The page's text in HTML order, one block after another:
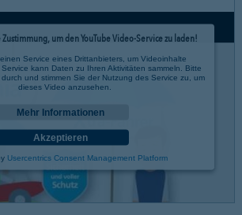
um den YouTube Video-Service zu laden!
Service eines Drittanbieters, um Videoinhalte
kann Daten zu Ihren Aktivitäten sammeln. Bitte
und stimmen Sie der Nutzung des Service zu, um
dieses Video anzusehen.
Mehr Informationen
Akzeptieren
Usercentrics Consent Management Platform